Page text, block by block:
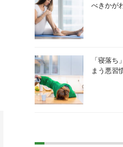
べきかが
「寝落
まう悪習